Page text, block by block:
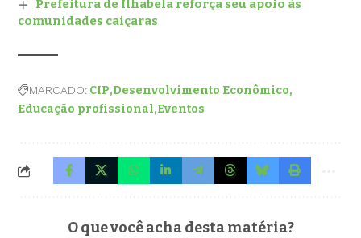
Prefeitura de Ilhabela reforça seu apoio às
comunidades caiçaras
MARCADO: CIP Desenvolvimento Econômico
Educação profissional Eventos
O que você acha desta matéria?